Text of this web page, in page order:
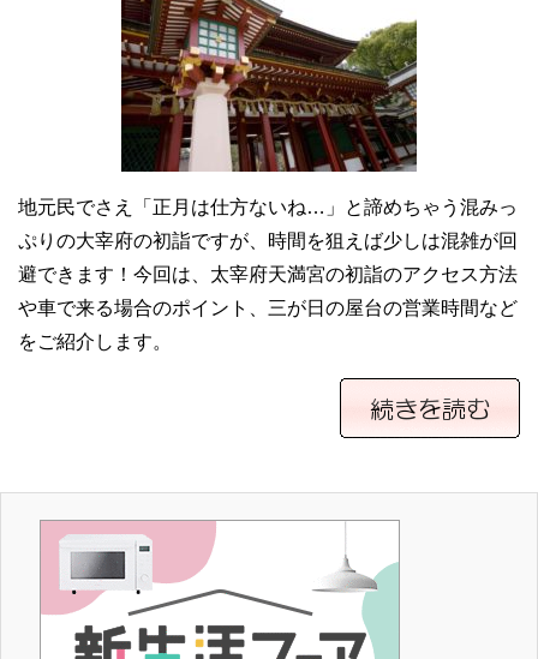
地元民でさえ「正月は仕方ないね…」と諦めちゃう混みっ
ぷりの大宰府の初詣ですが、時間を狙えば少しは混雑が回
避できます！今回は、太宰府天満宮の初詣のアクセス方法
や車で来る場合のポイント、三が日の屋台の営業時間など
をご紹介します。